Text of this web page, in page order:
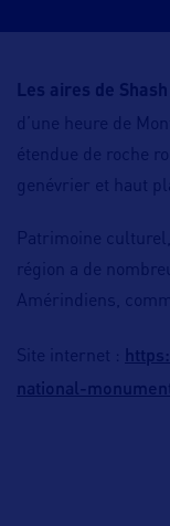
Les aires de
d’une heure de
étendue de roche
genévrier et haut
Patrimoine
région a de
Amérindiens,
Site internet :
national-